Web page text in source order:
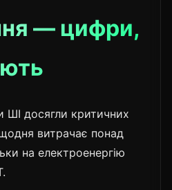
— цифри,
ШІ досягли критичних
витрачає понад
на електроенергію